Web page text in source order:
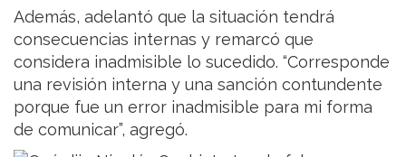
Además, adelantó que la situación tendrá
consecuencias internas y remarcó que
considera inadmisible lo sucedido. “Corresponde
una revisión interna y una sanción contundente
porque fue un error inadmisible para mi forma
de comunicar”, agregó.